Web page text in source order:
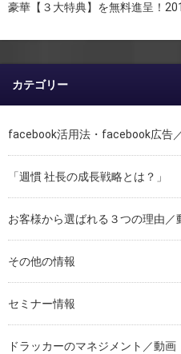
豪華【３大特典】を無料進呈！
カテゴリー
facebook活用法・facebook広告
「週慣 社長の成長戦略とは？」
お客様から選ばれる３つの理由／
その他の情報
セミナー情報
ドラッカーのマネジメント／動画